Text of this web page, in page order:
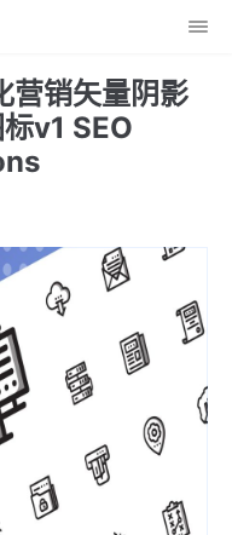
营销矢量阴影
v1 SEO